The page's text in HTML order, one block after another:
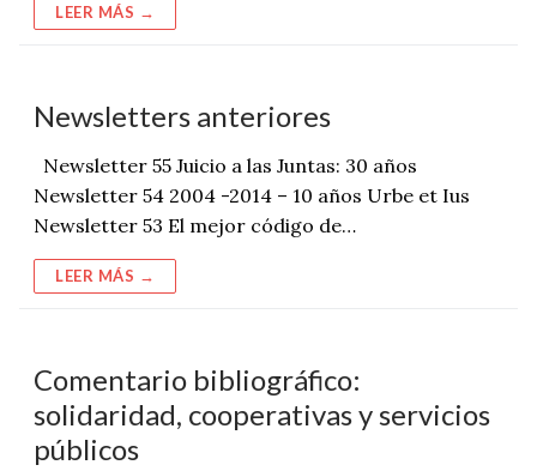
LEER MÁS →
Newsletters anteriores
Newsletter 55 Juicio a las Juntas: 30 años
Newsletter 54 2004 -2014 – 10 años Urbe et Ius
Newsletter 53 El mejor código de…
LEER MÁS →
Comentario bibliográfico:
solidaridad, cooperativas y servicios
públicos